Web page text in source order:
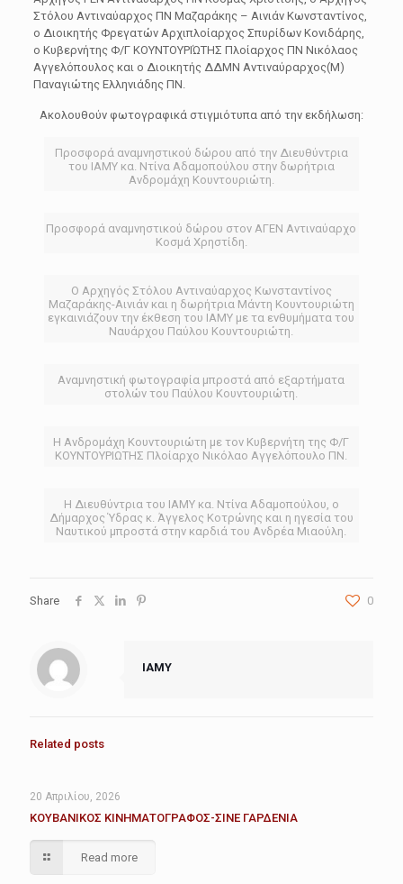
Στόλου Αντιναύαρχος ΠΝ Μαζαράκης – Αινιάν Κωνσταντίνος,
ο Διοικητής Φρεγατών Αρχιπλοίαρχος Σπυρίδων Κονιδάρης,
ο Κυβερνήτης Φ/Γ ΚΟΥΝΤΟΥΡΙΏΤΗΣ Πλοίαρχος ΠΝ Νικόλαος
Αγγελόπουλος και ο Διοικητής ΔΔΜΝ Αντιναύραρχος(Μ)
Παναγιώτης Ελληνιάδης ΠΝ.
Ακολουθούν φωτογραφικά στιγμιότυπα από την εκδήλωση:
Προσφορά αναμνηστικού δώρου από την Διευθύντρια
του ΙΑΜΥ κα. Ντίνα Αδαμοπούλου στην δωρήτρια
Ανδρομάχη Κουντουριώτη.
Προσφορά αναμνηστικού δώρου στον ΑΓΕΝ Αντιναύαρχο
Κοσμά Χρηστίδη.
Ο Αρχηγός Στόλου Αντιναύαρχος Κωνσταντίνος
Μαζαράκης-Αινιάν και η δωρήτρια Μάντη Κουντουριώτη
εγκαινιάζουν την έκθεση του ΙΑΜΥ με τα ενθυμήματα του
Ναυάρχου Παύλου Κουντουριώτη.
Αναμνηστική φωτογραφία μπροστά από εξαρτήματα
στολών του Παύλου Κουντουριώτη.
Η Ανδρομάχη Κουντουριώτη με τον Κυβερνήτη της Φ/Γ
ΚΟΥΝΤΟΥΡΙΩΤΗΣ Πλοίαρχο Νικόλαο Αγγελόπουλο ΠΝ.
Η Διευθύντρια του ΙΑΜΥ κα. Ντίνα Αδαμοπούλου, ο
Δήμαρχος Ύδρας κ. Άγγελος Κοτρώνης και η ηγεσία του
Ναυτικού μπροστά στην καρδιά του Ανδρέα Μιαούλη.
Share 0
IAMY
Related posts
20 Απριλίου, 2026
ΚΟΥΒΑΝΙΚΟΣ ΚΙΝΗΜΑΤΟΓΡΑΦΟΣ-ΣΙΝΕ ΓΑΡΔΕΝΙΑ
Read more